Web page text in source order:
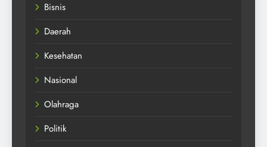
Bisnis
Daerah
Kesehatan
Nasional
Olahraga
Politik